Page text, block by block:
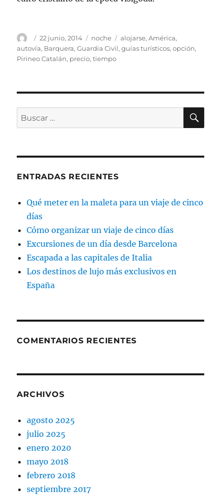
AutorPublicado
el
22 junio, 2014 Categorías
noche Etiquetas
alojarse,América,
autovía, Barquera,Guardia Civil,guías turísticos,opción,
Pirineo Catalán, precio,tiempo
Buscar
por:
ENTRADAS RECIENTES
Qué meter en la maleta para un viaje de cinco
días
Cómo organizar un viaje de cinco días
Excursiones de un día desde Barcelona
Escapada a las capitales de Italia
Los destinos de lujo más exclusivos en
España
COMENTARIOS RECIENTES
ARCHIVOS
agosto 2025
julio 2025
enero 2020
mayo 2018
febrero 2018
septiembre 2017